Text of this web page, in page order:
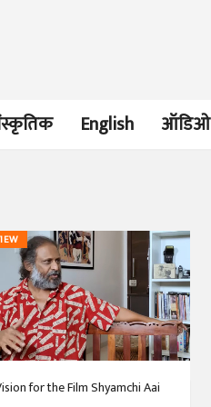
English ऑडिओ
for the Film Shyamchi Aai
भाषण
'चीन भेटीतील भाषणे' या
पुस्तकाचा प्रकाशनसोहळा
सानिया कर्णिक, सतीश बागल,
नीती बडवे, भानू काळे
30 Jul 2026
पत्र
एक सक्षम आणि जागतिक
दर्जाची शिक्षणव्यवस्था ही